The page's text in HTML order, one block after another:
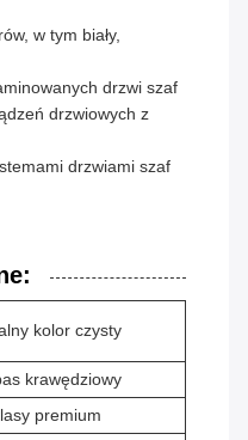
w tym biały,
drzwi szaf
drzwiowych z
drzwiami szaf
kolor czysty
krawędziowy
premium